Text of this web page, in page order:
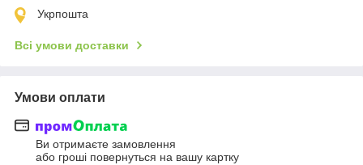
Укрпошта
Всі умови доставки
Умови оплати
Ви отримаєте замовлення
або гроші повернуться на вашу картку